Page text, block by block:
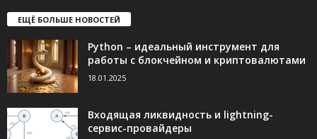
ЕЩЁ БОЛЬШЕ НОВОСТЕЙ
Python – идеальный инструмент для
работы с блокчейном и криптовалютами
18.01.2025
Входящая ликвидность и lightning-
сервис-провайдеры